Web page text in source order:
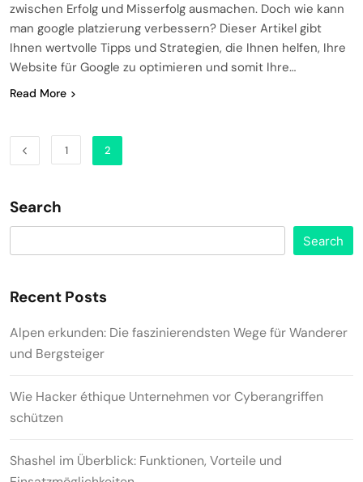
zwischen Erfolg und Misserfolg ausmachen. Doch wie kann
man google platzierung verbessern? Dieser Artikel gibt
Ihnen wertvolle Tipps und Strategien, die Ihnen helfen, Ihre
Website für Google zu optimieren und somit Ihre…
Read More
1 2
Search
Search
Recent Posts
Alpen erkunden: Die faszinierendsten Wege für Wanderer
und Bergsteiger
Wie Hacker éthique Unternehmen vor Cyberangriffen
schützen
Shashel im Überblick: Funktionen, Vorteile und